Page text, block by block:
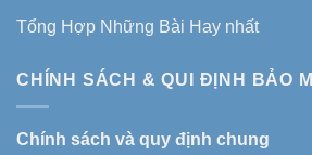
Tổng Hợp Những Bài Hay nhất
CHÍNH SÁCH & QUI ĐỊNH BẢO
Chính sách và quy định chung